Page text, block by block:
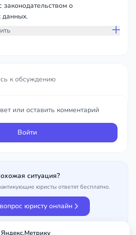
законодательством о
данных.
Войти
к обсуждению
или оставить комментарий
Войти
ситуация?
юристы ответят бесплатно.
юристу онлайн